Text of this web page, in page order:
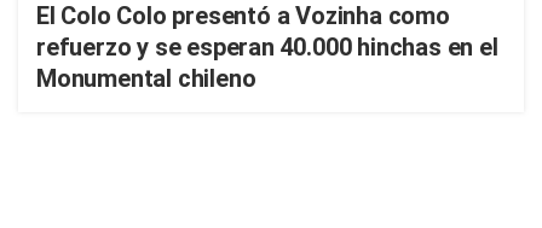
El Colo Colo presentó a Vozinha como
refuerzo y se esperan 40.000 hinchas en el
Monumental chileno